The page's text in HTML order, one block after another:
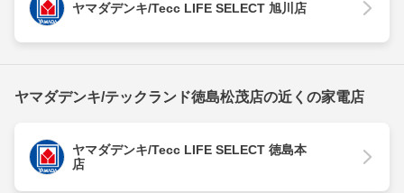
ヤマダデンキ/Tecc LIFE SELECT 旭川店
ヤマダデンキ/テックランド徳島松茂店の近くの家電店
ヤマダデンキ/Tecc LIFE SELECT 徳島本
店